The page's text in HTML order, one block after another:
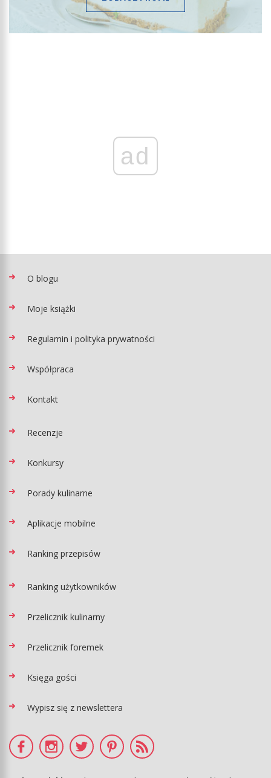
ad
O blogu
Moje książki
Regulamin i polityka prywatności
Współpraca
Kontakt
Recenzje
Konkursy
Porady kulinarne
Aplikacje mobilne
Ranking przepisów
Ranking użytkowników
Przelicznik kulinarny
Przelicznik foremek
Księga gości
Wypisz się z newslettera